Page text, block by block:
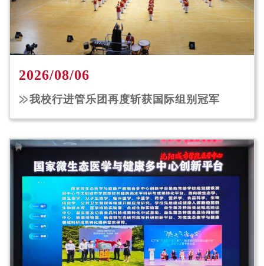
2026/08/06
我校行进管乐团再度斩获国际组别冠军